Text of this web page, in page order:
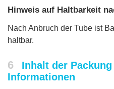
Hinweis auf Haltbarkeit
Nach Anbruch der Tube ist
haltbar.
6
Inhalt der
Informationen